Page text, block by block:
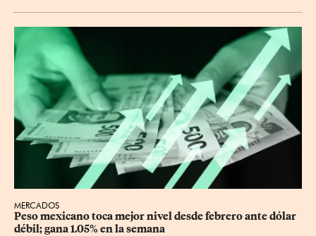
MERCADOS
Peso mexicano toca mejor nivel desde febrero ante dólar
débil; gana 1.05% en la semana